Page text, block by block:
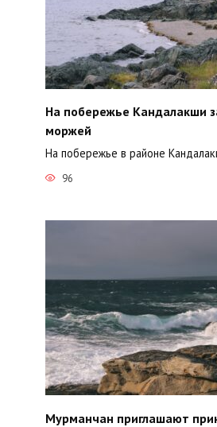
На побережье Кандалакши
моржей
На побережье в районе
96
Мурманчан приглашают